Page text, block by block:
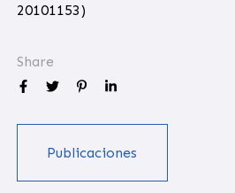
20101153)
Share
Publicaciones